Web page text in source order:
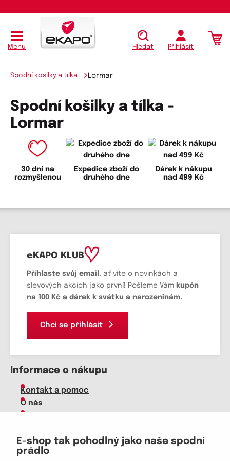
E-shop tak pohodlný jako naše spodní
prádlo
Menu Hledat Přihlásit
Spodní košilky a tílka Lormar
Spodní košilky a tílka -
Lormar
30 dní na
rozmyšlenou
Expedice zboží do
druhého dne
Dárek k nákupu
nad 499 Kč
eKAPO KLUB
Přihlaste svůj email , ať víte o novinkách a
slevových akcích jako první! Pošleme Vám kupón
na 100 Kč a dárek k svátku a narozeninám.
Chci se přihlásit
Informace o nákupu
Kontakt a pomoc
O nás
Velkoobchod
Vrácení zboží, reklamace